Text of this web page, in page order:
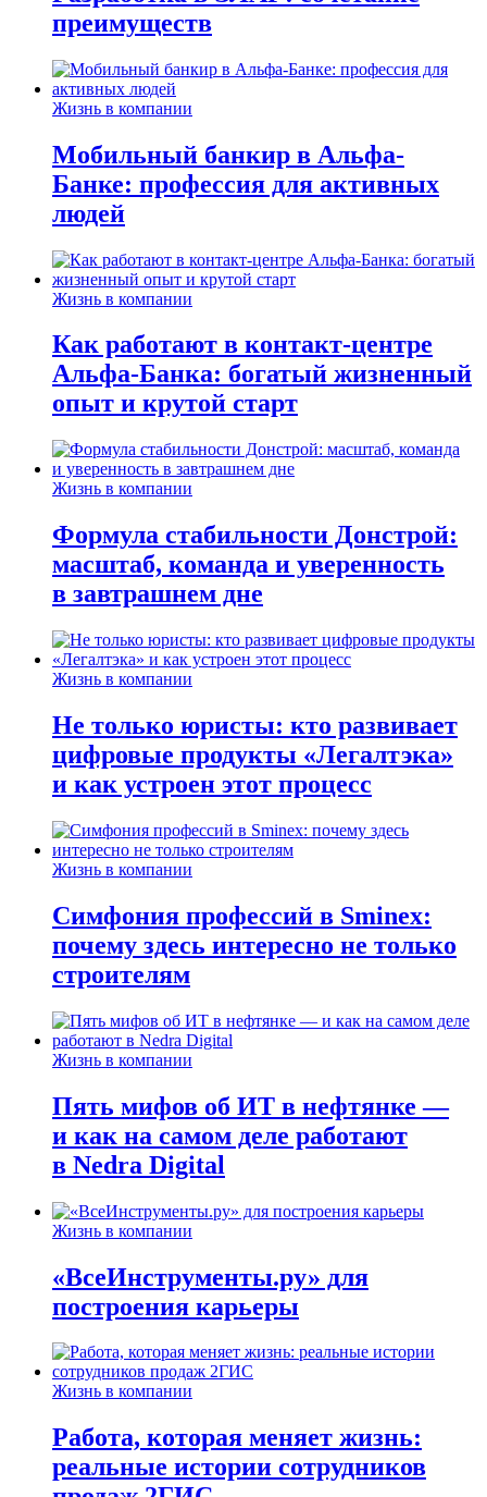
преимуществ
Жизнь в компании
Мобильный банкир в Альфа-
Банке: профессия для активных
людей
Жизнь в компании
Как работают в контакт-центре
Альфа-Банка: богатый жизненный
опыт и крутой старт
Жизнь в компании
Формула стабильности Донстрой:
масштаб, команда и уверенность
в завтрашнем дне
Жизнь в компании
Не только юристы: кто развивает
цифровые продукты «Легалтэка»
и как устроен этот процесс
Жизнь в компании
Симфония профессий в Sminex:
почему здесь интересно не только
строителям
Жизнь в компании
Пять мифов об ИТ в нефтянке —
и как на самом деле работают
в Nedra Digital
Жизнь в компании
«ВсеИнструменты.ру» для
построения карьеры
Жизнь в компании
Работа, которая меняет жизнь:
реальные истории сотрудников